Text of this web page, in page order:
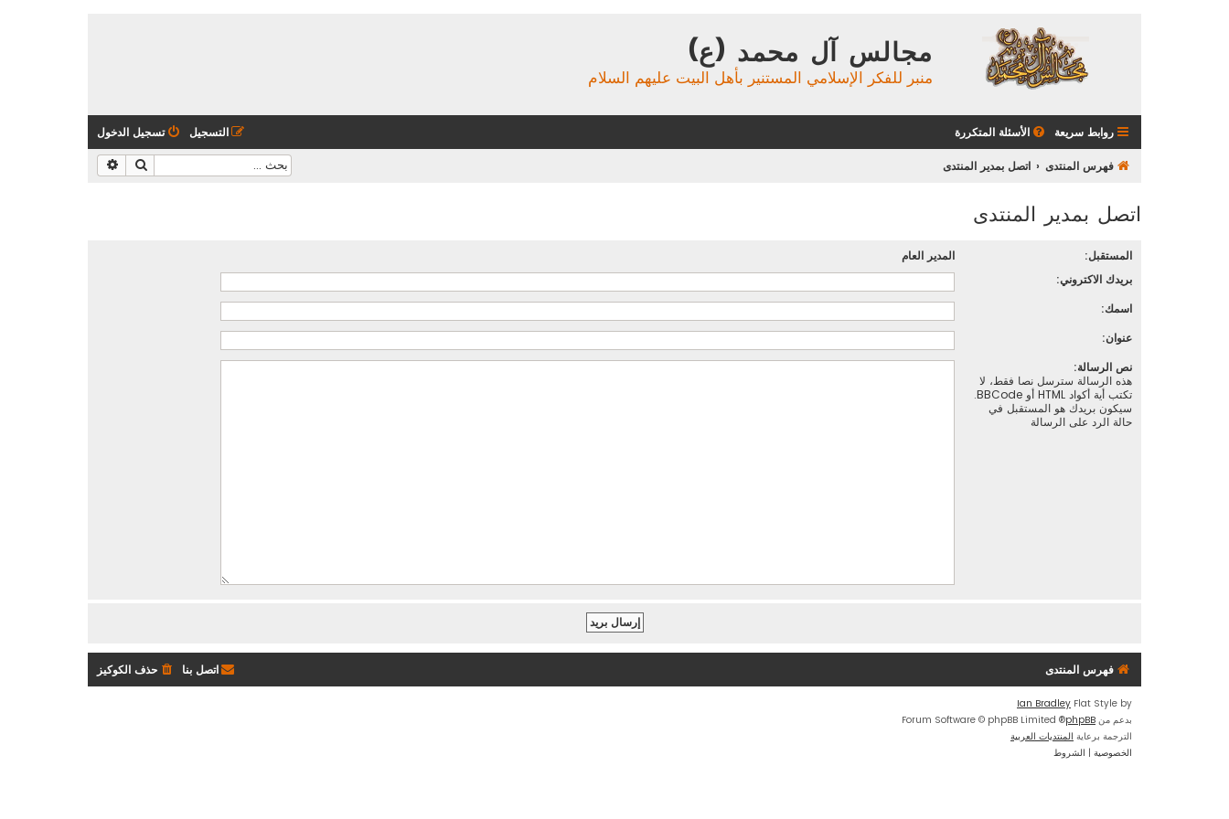
مجالس آل محمد (ع)
منبر للفكر الإسلامي المستنير بأهل البيت عليهم السلام
روابط سريعة الأسئلة المتكررة تسجيل الدخول التسجيل
فهرس المنتدى اتصل بمدير المنتدى بحث
اتصل بمدير المنتدى
المستقبل:
المدير العام
بريدك الاكتروني:
اسمك:
عنوان:
نص الرسالة:
هذه الرسالة سترسل نصا فقط، لا
تكتب أية أكواد HTML أو BBCode.
سيكون بريدك هو المستقبل في
حالة الرد على الرسالة
فهرس المنتدى حذف الكوكيز اتصل بنا
Flat Style by
Ian Bradley
بدعم من phpBB
® Forum Software © phpBB Limited
الترجمة برعاية المنتديات العربية
الخصوصية | الشروط